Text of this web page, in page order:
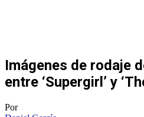
Imágenes de rodaje
entre ‘Supergirl’ y
Por